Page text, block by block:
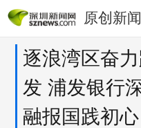
原创新闻
逐浪湾区奋
发 浦发银行
融报国践初